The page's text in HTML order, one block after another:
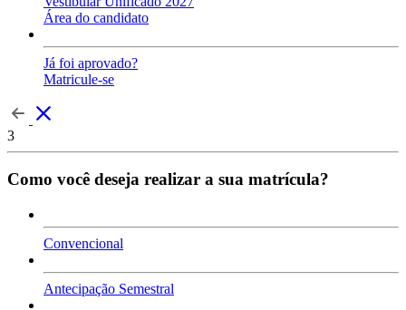
Área do candidato
Já foi aprovado?
Matricule-se
3
Como você deseja realizar a sua matrícula?
Convencional
Antecipação Semestral